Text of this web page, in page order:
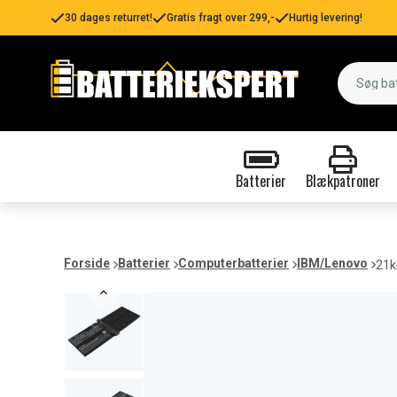
30 dages returret! Gratis fragt over 299,- Hurtig levering!
Batterier Blækpatroner
Forside Batterier Computerbatterier IBM/Lenovo